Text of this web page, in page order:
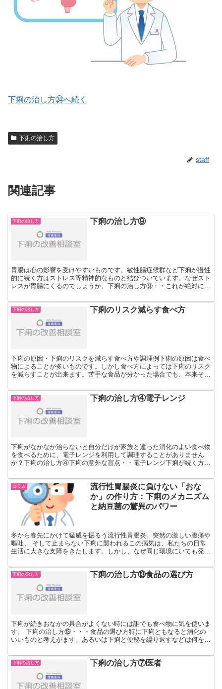
下痢の治し方㉔へ続く
下痢の治し方
staff
関連記事
下痢の治し方 下痢の治し方⑨
胃腸は心の影響を受けやすいものです。敏性腸症候群など下痢が慢性
的に続く方はストレス等精神的なものと結びついています。なぜスト
レスが胃腸にくるのでしょうか。下痢の治し方⑨・・これが絶対にい
下痢の治し方 下痢のリスク減らす食べ方
下痢の原因・下痢のリスクを減らす食べ方や調理例下痢の原因は食べ
物によることが多いものです。しかし食べ方によっては下痢のリスク
を減らすことが出来ます。苦手な食品が分かった場合でも、本来その
下痢の治し方 下痢の治し方④電子レンジ
下痢がなかなか治らないと自分だけが家族と違った消化のよい食べ物
を食べるために、電子レンジを利用して調理することがありません
か？下痢の治し方④下痢の意外な盲点・・電子レンジ下痢が続く方は
コラム
流行性胃腸炎に負けない「おな
か」の作り方：下痢のメカニズム
と納豆菌の驚異のパワー
冬から春先にかけて猛威を振るう流行性胃腸炎。突然の激しい腹痛や
嘔吐、 そして止まらない下痢に襲われるこの病気は、私たちの日常
生活に大きな支障をきたします。しかし、なぜ同じ環境にいても発症
下痢の治し方 下痢の治し方⑬食品の選び方
下痢が続きおなかの具合がよくない時には誰でも食べ物に気を使いま
す。 下痢の治し方⑬・・・食品の選び方特に下痢ともなると消化の
いいものと考えがます。あるいは下痢と便秘を繰り返すなどは何を食
下痢の治し方 下痢の治し方⑦医者